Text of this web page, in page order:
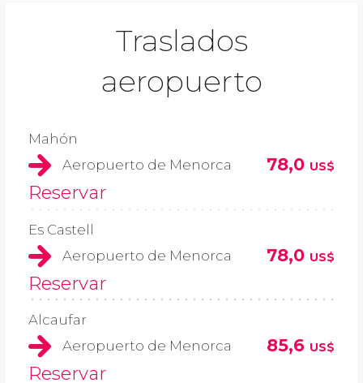
Traslados
aeropuerto
Mahón
Aeropuerto de Menorca
78,0 US$
Reservar
Es Castell
Aeropuerto de Menorca
78,0 US$
Reservar
Alcaufar
Aeropuerto de Menorca
85,6 US$
Reservar